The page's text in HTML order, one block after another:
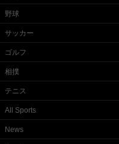
野球
サッカー
ゴルフ
相撲
テニス
All Sports
News